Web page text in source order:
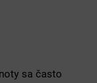
sa často